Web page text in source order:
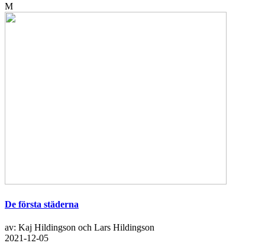
M
De första städerna
av: Kaj Hildingson och Lars Hildingson
2021-12-05